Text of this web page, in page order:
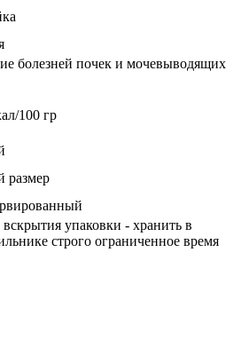
болезней почек и мочевыводящих
100 гр
размер
упаковки - хранить в
строго ограниченное время